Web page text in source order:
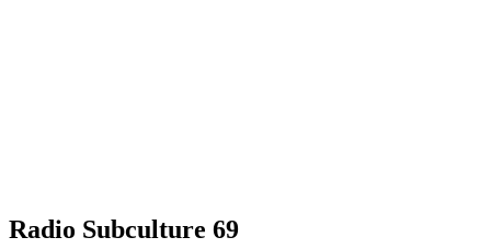
Radio Subculture 69